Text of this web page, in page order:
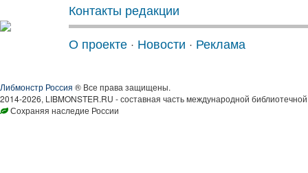
Контакты редакции
О проекте · Новости · Реклама
Либмонстр Россия ® Все права защищены.
2014-2026, LIBMONSTER.RU - составная часть международной
Сохраняя наследие России